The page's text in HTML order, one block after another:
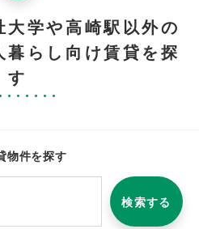
学や高崎駅以外の
らし向け賃貸を探
す
物件を探す
検索する